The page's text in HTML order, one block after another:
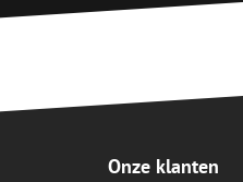
Onze klanten